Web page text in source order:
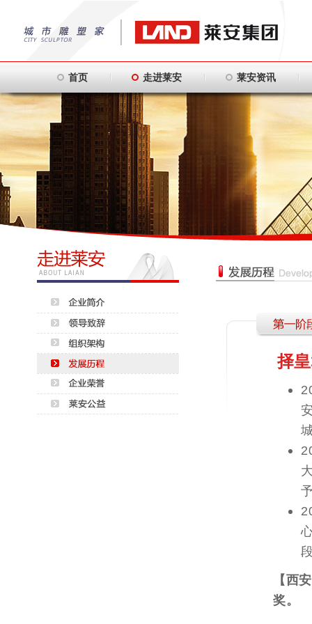
首页 走进莱安 莱安资讯
择皇
【西
奖。